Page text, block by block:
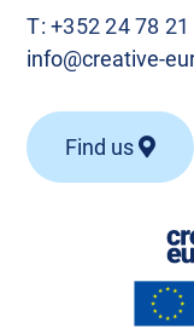
T:+352 24 78 21
info@creative-
Find us